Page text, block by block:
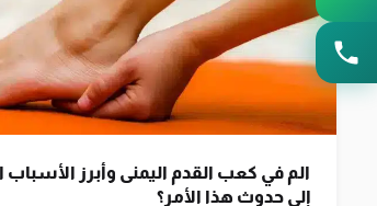
الم في كعب القدم اليمنى وأبرز الأسباب
إلى حدوث هذا الأمر؟